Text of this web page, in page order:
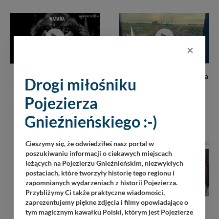
wydać nową płytę
„Zagrali i Poszli”!
21.03.2021
3 min. 22 sek.
„Jej obraz” – piosenka dla
poszukujących miłości
REKLAMA
×
Drogi miłośniku
Pojezierza
Gnieźnieńskiego :-)
Cieszymy się, że odwiedziłeś nasz portal w
poszukiwaniu informacji o ciekawych miejscach
leżących na Pojezierzu Gnieźnieńskim, niezwykłych
postaciach, które tworzyły historię tego regionu i
zapomnianych wydarzeniach z historii Pojezierza.
Przybliżymy Ci także praktyczne wiadomości,
zaprezentujemy piękne zdjęcia i filmy opowiadające o
tym magicznym kawałku Polski, którym jest Pojezierze